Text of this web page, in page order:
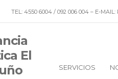
TEL: 4550 6004 / 092 006 004 – E-MAIL:
SERVICIOS